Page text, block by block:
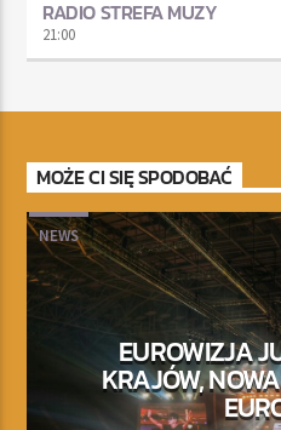
RADIO STREFA MUZY
21:00
MOŻE CI SIĘ SPODOBAĆ
NEWS
EUROWIZJA
KRAJÓW,